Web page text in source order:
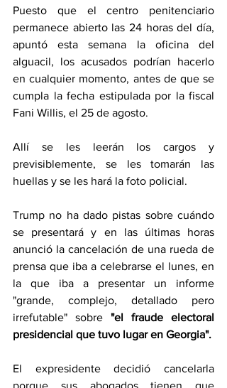
Puesto que el centro penitenciario
permanece abierto las 24 horas del día,
apuntó esta semana la oficina del
alguacil, los acusados podrían hacerlo
en cualquier momento, antes de que se
cumpla la fecha estipulada por la fiscal
Fani Willis, el 25 de agosto.
Allí se les leerán los cargos y
previsiblemente, se les tomarán las
huellas y se les hará la foto policial.
Trump no ha dado pistas sobre cuándo
se presentará y en las últimas horas
anunció la cancelación de una rueda de
prensa que iba a celebrarse el lunes, en
la que iba a presentar un informe
"grande, complejo, detallado pero
irrefutable" sobre "el fraude electoral
presidencial que tuvo lugar en Georgia".
El expresidente decidió cancelarla
porque sus abogados tienen que